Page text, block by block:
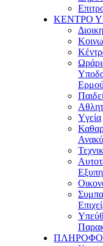
ΚΕΝΤΡΟ
Yγεία